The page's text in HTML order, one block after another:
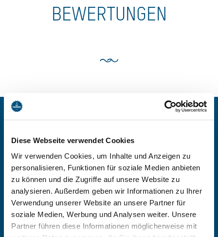
Diese Webseite verwendet Cookies
Wir verwenden Cookies, um Inhalte und Anzeigen zu
personalisieren, Funktionen für soziale Medien anbieten
zu können und die Zugriffe auf unsere Website zu
analysieren. Außerdem geben wir Informationen zu Ihrer
Verwendung unserer Website an unsere Partner für
soziale Medien, Werbung und Analysen weiter. Unsere
Partner führen diese Informationen möglicherweise mit
BEWERTUNGEN
BEI FERIENHAUS
INGERLHOF BUCHEN
Anzahl Personen